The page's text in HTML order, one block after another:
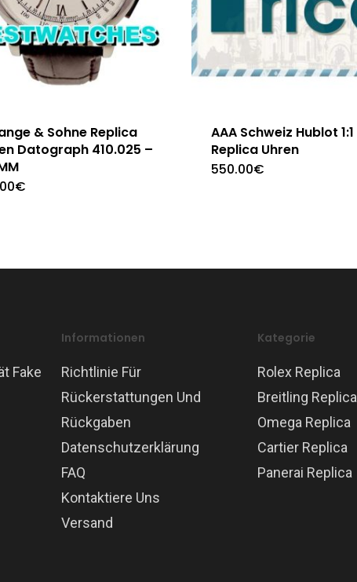
& Sohne Replica
Datograph 410.025 –
€
AAA Schweiz Hublot 1:1
Replica Uhren
550.00€
Fake
Informationen
Richtlinie Für
Rückerstattungen Und
Rückgaben
Datenschutzerklärung
FAQ
Kontaktiere Uns
Versand
Kategorie
Rolex Replica
Breitling Replica
Omega Replica
Cartier Replica
Panerai Replica